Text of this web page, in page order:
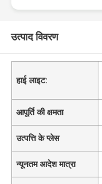
उत्पाद विवरण
हाई लाइट:
आपूर्ति की क्षमता
उत्पत्ति के प्लेस
न्यूनतम आदेश मात्रा